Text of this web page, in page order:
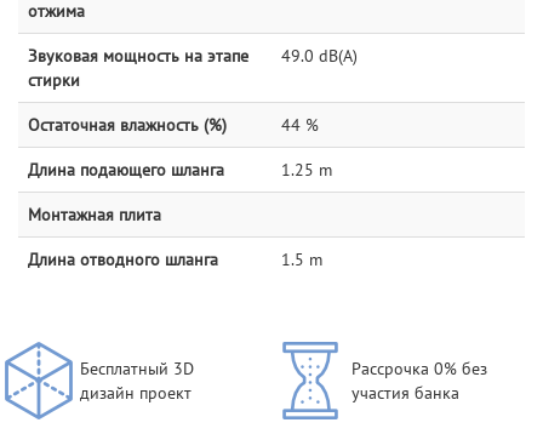
отжима
Звуковая мощность на этапе
стирки
49.0 dB(A)
Остаточная влажность (%) 44 %
Длина подающего шланга 1.25 m
Монтажная плита
Длина отводного шланга 1.5 m
Бесплатный 3D
дизайн проект
Рассрочка 0% без
участия банка